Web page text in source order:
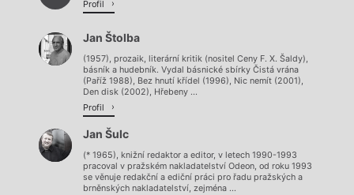
Profil
Jan Štolba
(1957), prozaik, literární kritik (nositel Ceny F. X. Šaldy),
básník a hudebník. Vydal básnické sbírky Čistá vrána
(Paříž 1988), Bez hnutí křídel (1996), Nic nemít (2001),
Den disk (2002), Hřebeny ...
Profil
Jan Šulc
(* 1965), knižní redaktor a editor, v letech 1990-1993
pracoval v pražském nakladatelství Odeon, od roku 1993
se věnuje redakční a ediční práci pro řadu pražských a
brněnských nakladatelství, zejména ...